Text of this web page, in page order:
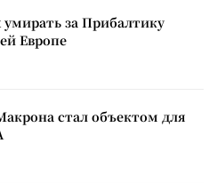
за Прибалтику
Европе
стал объектом для